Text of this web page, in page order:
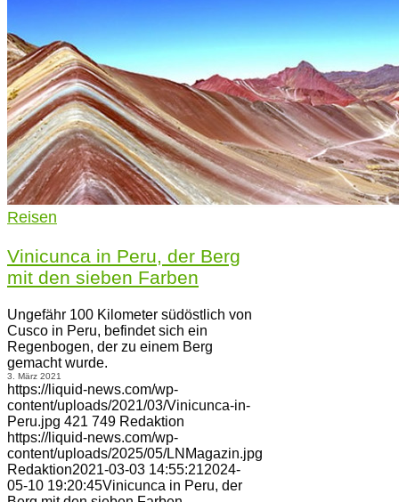
Menü Menü
Reisen
Vinicunca in Peru, der Berg
mit den sieben Farben
Ungefähr 100 Kilometer südöstlich von
Cusco in Peru, befindet sich ein
Regenbogen, der zu einem Berg
gemacht wurde.
3. März 2021
https://liquid-news.com/wp-
content/uploads/2021/03/Vinicunca-in-
Peru.jpg 421 749 Redaktion
https://liquid-news.com/wp-
content/uploads/2025/05/LNMagazin.jpg
Redaktion2021-03-03 14:55:212024-
05-10 19:20:45Vinicunca in Peru, der